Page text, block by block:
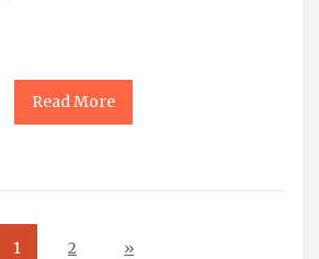
Read More
1 2 »